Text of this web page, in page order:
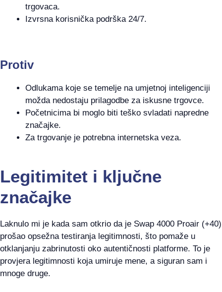
trgovaca.
Izvrsna korisnička podrška 24/7.
Protiv
Odlukama koje se temelje na umjetnoj inteligenciji
možda nedostaju prilagodbe za iskusne trgovce.
Početnicima bi moglo biti teško svladati napredne
značajke.
Za trgovanje je potrebna internetska veza.
Legitimitet i ključne
značajke
Laknulo mi je kada sam otkrio da je Swap 4000 Proair (+40)
prošao opsežna testiranja legitimnosti, što pomaže u
otklanjanju zabrinutosti oko autentičnosti platforme. To je
provjera legitimnosti koja umiruje mene, a siguran sam i
mnoge druge.